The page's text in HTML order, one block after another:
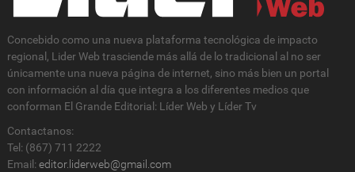
Concebido como una nueva plataforma tecnológica de impacto
regional, Lider Web trasciende más allá de lo tradicional al no ser
únicamente una nueva página de internet, sino más bien un portal
con información al día que integra a los diferentes medios que
conforman El Grande Editorial: Líder Web y Líder Tv
Contactanos:
Tel: (867) 711 2222
Email: editor.liderweb@gmail.com